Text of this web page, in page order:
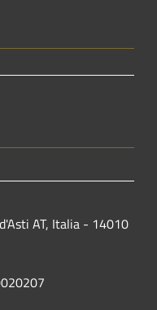
AT, Italia - 14010